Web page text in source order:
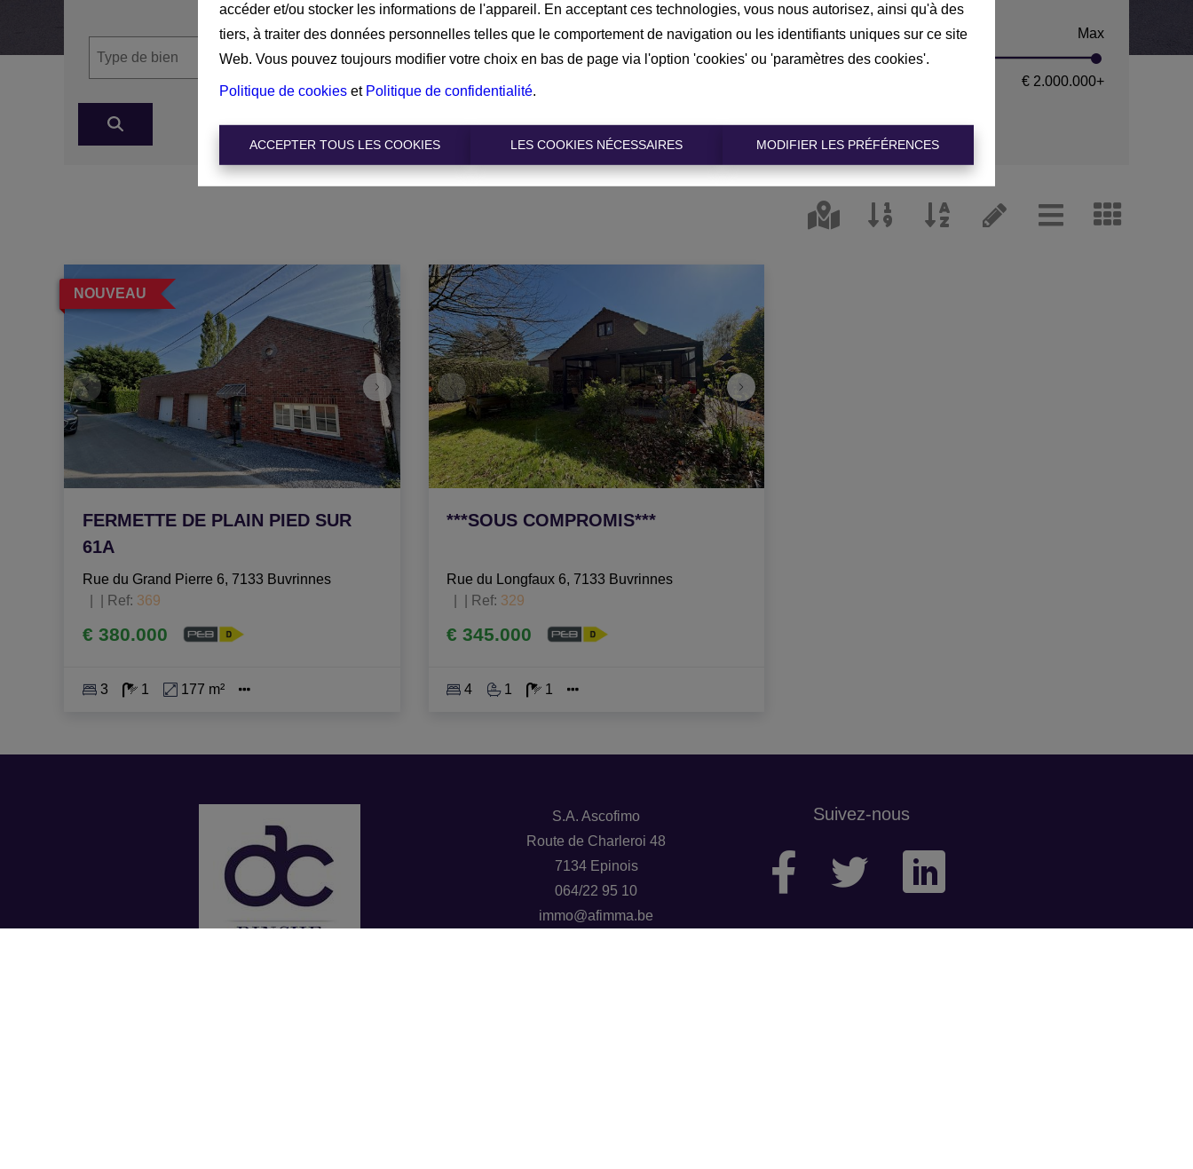
accéder et/ou stocker les informations de l'appareil. En acceptant ces technologies, vous nous autorisez, ainsi qu'à des
tiers, à traiter des données personnelles telles que le comportement de navigation ou les identifiants uniques sur ce site
Web. Vous pouvez toujours modifier votre choix en bas de page via l'option 'cookies' ou 'paramètres des cookies'.
Politique de cookies et Politique de confidentialité
ACCEPTER TOUS LES COOKIES LES COOKIES NÉCESSAIRES MODIFIER LES PRÉFÉRENCES
Min Max
€ 2.000.000+
NOUVEAU
FERMETTE DE PLAIN PIED SUR
61A
Rue du Grand Pierre 6, 7133 Buvrinnes
Ref: 369
€ 380.000
3 1 177 m²
***SOUS COMPROMIS***
Rue du Longfaux 6, 7133 Buvrinnes
Ref: 329
€ 345.000
4 1 1
S.A. Ascofimo
Route de Charleroi 48
7134 Epinois
064/22 95 10
immo@afimma.be
Suivez-nous